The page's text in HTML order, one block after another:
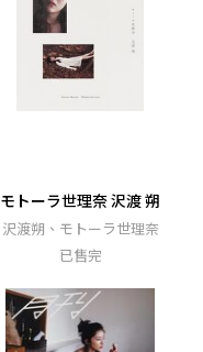
モトーラ世理奈 沢渡 朔
沢渡朔、モトーラ世理奈
已售完